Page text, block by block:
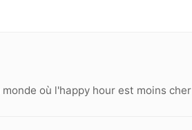
où l'happy hour est moins cher